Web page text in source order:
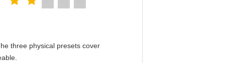
three physical presets cover